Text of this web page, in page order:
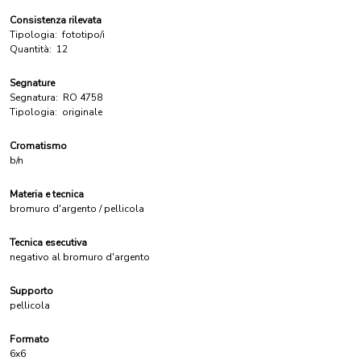
Consistenza rilevata
Tipologia: fototipo/i
Quantità: 12
Segnature
Segnatura: RO 4758
Tipologia: originale
Cromatismo
b/n
Materia e tecnica
bromuro d'argento / pellicola
Tecnica esecutiva
negativo al bromuro d'argento
Supporto
pellicola
Formato
6x6